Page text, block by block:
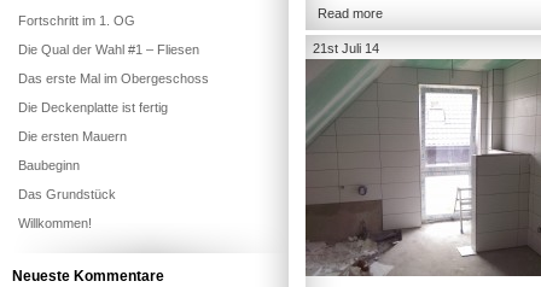
Read more
21st Juli 14
Fortschritt im 1. OG
Die Qual der Wahl #1 – Fliesen
Das erste Mal im Obergeschoss
Die Deckenplatte ist fertig
Die ersten Mauern
Baubeginn
Das Grundstück
Willkommen!
Neueste Kommentare